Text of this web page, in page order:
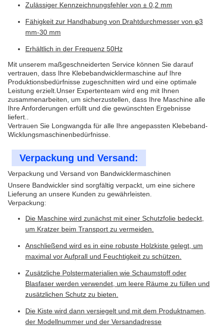
Zulässiger Kennzeichnungsfehler von ± 0,2 mm
Fähigkeit zur Handhabung von Drahtdurchmesser von φ3
mm-30 mm
Erhältlich in der Frequenz 50Hz
Mit unserem maßgeschneiderten Service können Sie darauf
vertrauen, dass Ihre Klebebandwicklermaschine auf Ihre
Produktionsbedürfnisse zugeschnitten wird und eine optimale
Leistung erzielt.Unser Expertenteam wird eng mit Ihnen
zusammenarbeiten, um sicherzustellen, dass Ihre Maschine alle
Ihre Anforderungen erfüllt und die gewünschten Ergebnisse
liefert..
Vertrauen Sie Longwangda für alle Ihre angepassten Klebeband-
Wicklungsmaschinenbedürfnisse.
Verpackung und Versand:
Verpackung und Versand von Bandwicklermaschinen
Unsere Bandwickler sind sorgfältig verpackt, um eine sichere
Lieferung an unsere Kunden zu gewährleisten.
Verpackung:
Die Maschine wird zunächst mit einer Schutzfolie bedeckt,
um Kratzer beim Transport zu vermeiden.
Anschließend wird es in eine robuste Holzkiste gelegt, um
maximal vor Aufprall und Feuchtigkeit zu schützen.
Zusätzliche Polstermaterialien wie Schaumstoff oder
Blasfaser werden verwendet, um leere Räume zu füllen und
zusätzlichen Schutz zu bieten.
Die Kiste wird dann versiegelt und mit dem Produktnamen,
der Modellnummer und der Versandadresse